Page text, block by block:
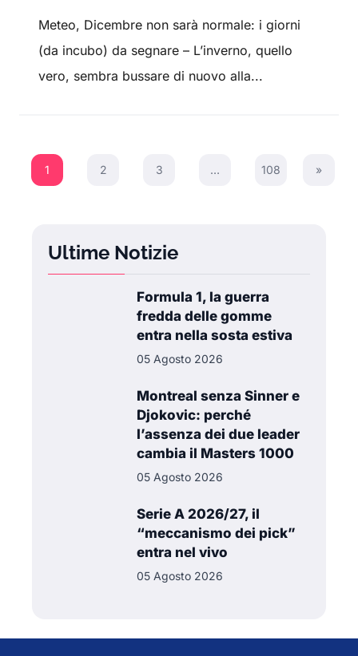
Meteo, Dicembre non sarà normale: i giorni
(da incubo) da segnare – L’inverno, quello
vero, sembra bussare di nuovo alla...
1 2 3 … 108 Next
»
Ultime Notizie
Formula 1, la guerra
fredda delle gomme
entra nella sosta estiva
05 Agosto 2026
Montreal senza Sinner e
Djokovic: perché
l’assenza dei due leader
cambia il Masters 1000
05 Agosto 2026
Serie A 2026/27, il
“meccanismo dei pick”
entra nel vivo
05 Agosto 2026